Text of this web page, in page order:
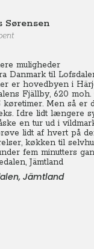
Sørensen
muligheder
Danmark til
er hovedbyen i
Fjällby, 620
køretimer. Men så er
Idre lidt længere
en tur ud i
lidt af hvert på
køkken til
fem minutters
Jämtland